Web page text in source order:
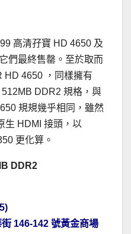
高清孖寶 HD 4650 及
們最終售罄。至於取而
HD 4650 ，同樣擁有
DDR2 規格，與
規規幾乎相同，雖然
生 HDMI 接頭，以
更化算。
DDR2
146-142 號黃金商場